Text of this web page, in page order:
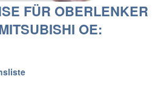
FÜR OBERLENKER
OE: